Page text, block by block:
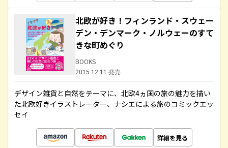
北欧が好き！フィンランド・スウェー
デン・デンマーク・ノルウェーのすて
きな町めぐり
BOOKS
2015.12.11 発売
デザイン雑貨と自然をテーマに、北欧4ヵ国の旅の魅力を描い
た北欧好きイラストレーター、ナシエによる旅のコミックエッ
セイ
詳細を見る